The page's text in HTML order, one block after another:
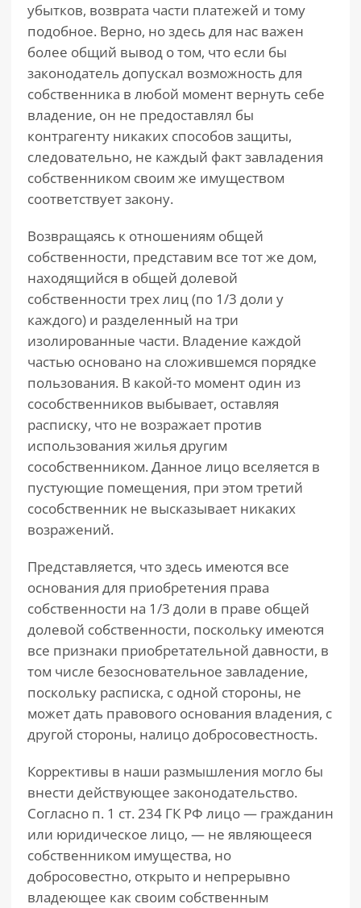
убытков, возврата части платежей и тому
подобное. Верно, но здесь для нас важен
более общий вывод о том, что если бы
законодатель допускал возможность для
собственника в любой момент вернуть себе
владение, он не предоставлял бы
контрагенту никаких способов защиты,
следовательно, не каждый факт завладения
собственником своим же имуществом
соответствует закону.
Возвращаясь к отношениям общей
собственности, представим все тот же дом,
находящийся в общей долевой
собственности трех лиц (по 1/3 доли у
каждого) и разделенный на три
изолированные части. Владение каждой
частью основано на сложившемся порядке
пользования. В какой-то момент один из
сособственников выбывает, оставляя
расписку, что не возражает против
использования жилья другим
сособственником. Данное лицо вселяется в
пустующие помещения, при этом третий
сособственник не высказывает никаких
возражений.
Представляется, что здесь имеются все
основания для приобретения права
собственности на 1/3 доли в праве общей
долевой собственности, поскольку имеются
все признаки приобретательной давности, в
том числе безосновательное завладение,
поскольку расписка, с одной стороны, не
может дать правового основания владения, с
другой стороны, налицо добросовестность.
Коррективы в наши размышления могло бы
внести действующее законодательство.
Согласно п. 1 ст. 234 ГК РФ лицо — гражданин
или юридическое лицо, — не являющееся
собственником имущества, но
добросовестно, открыто и непрерывно
владеющее как своим собственным